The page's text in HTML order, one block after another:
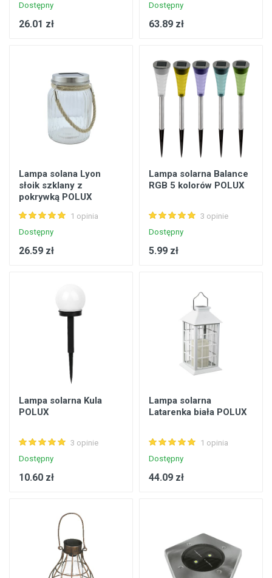
Dostępny
26.01 zł
Dostępny
63.89 zł
Lampa solana Lyon
słoik szklany z
pokrywką POLUX
1 opinia
Dostępny
26.59 zł
Lampa solarna Balance
RGB 5 kolorów POLUX
3 opinie
Dostępny
5.99 zł
Lampa solarna Kula
POLUX
3 opinie
Dostępny
10.60 zł
Lampa solarna
Latarenka biała POLUX
1 opinia
Dostępny
44.09 zł